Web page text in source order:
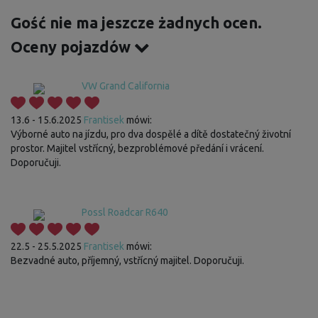
Gość nie ma jeszcze żadnych ocen.
Oceny pojazdów
VW Grand California
13.6 - 15.6.2025 Frantisek mówi:
Výborné auto na jízdu, pro dva dospělé a dítě dostatečný životní
prostor. Majitel vstřícný, bezproblémové předání i vrácení.
Doporučuji.
Possl Roadcar R640
22.5 - 25.5.2025 Frantisek mówi:
Bezvadné auto, příjemný, vstřícný majitel. Doporučuji.